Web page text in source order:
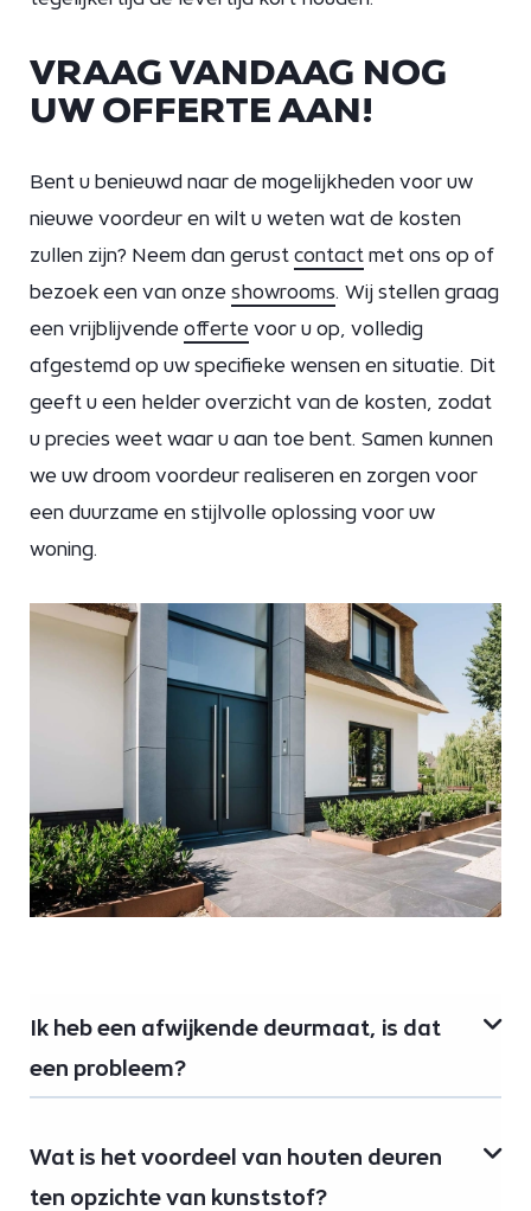
VRAAG VANDAAG NOG
UW OFFERTE AAN!
Bent u benieuwd naar de mogelijkheden voor uw
nieuwe voordeur en wilt u weten wat de kosten
zullen zijn? Neem dan gerust contactmet ons op of
bezoek een van onze showrooms. Wij stellen graag
een vrijblijvende offerte voor u op, volledig
afgestemd op uw specifieke wensen en situatie. Dit
geeft u een helder overzicht van de kosten, zodat
u precies weet waar u aan toe bent. Samen kunnen
we uw droom voordeur realiseren en zorgen voor
een duurzame en stijlvolle oplossing voor uw
woning.
Ik heb een afwijkende deurmaat, is dat
een probleem?
Wat is het voordeel van houten deuren
ten opzichte van kunststof?